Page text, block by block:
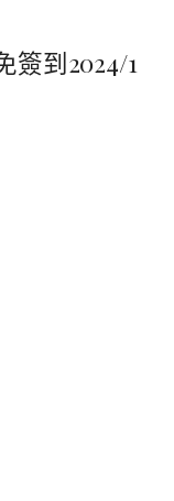
簽到2024/1